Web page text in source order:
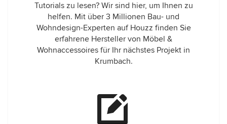
Tutorials zu lesen? Wir sind hier, um Ihnen zu
helfen. Mit über 3 Millionen Bau- und
Wohndesign-Experten auf Houzz finden Sie
erfahrene Hersteller von Möbel &
Wohnaccessoires für Ihr nächstes Projekt in
Krumbach.